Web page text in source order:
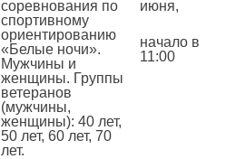
соревнования по
спортивному
ориентированию
«Белые ночи».
Мужчины и
женщины. Группы
ветеранов
(мужчины,
женщины): 40 лет,
50 лет, 60 лет, 70
лет.
июня,
начало в
11:00